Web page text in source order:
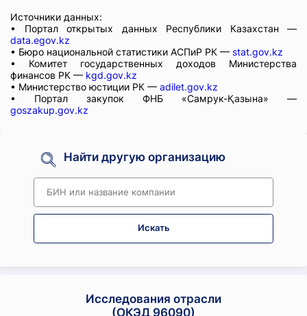
Источники данных:
• Портал открытых данных Республики Казахстан —
data.egov.kz
• Бюро национальной статистики АСПиР РК — stat.gov.kz
• Комитет государственных доходов Министерства
финансов РК — kgd.gov.kz
• Министерство юстиции РК — adilet.gov.kz
• Портал закупок ФНБ «Самрук-Қазына» —
goszakup.gov.kz
Найти другую организацию
Искать
Исследования отрасли
(ОКЭД 96090)